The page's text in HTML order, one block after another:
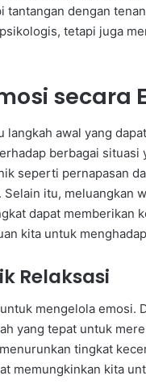
dengan
tetapi juga
secara
awal yang
berbagai
seperti pernapasan
itu, meluangkan
dapat memberikan
kita untuk
Relaksasi
mengelola emosi.
yang tepat untuk
tingkat
memungkinkan kita